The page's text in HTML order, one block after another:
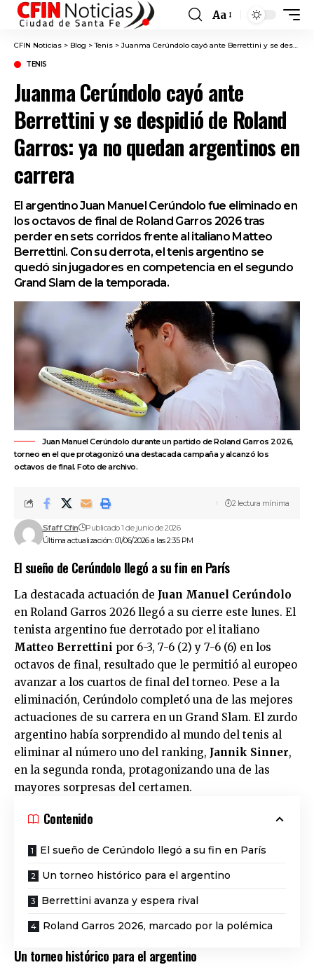
Font
Resizer
Aa
CFIN Noticias > Blog >Tenis > Juanma Cerúndolo cayó ante Berrettini y se despidió de Roland Garros: ya no quedan argentinos en carrera
TENIS
Juanma Cerúndolo cayó ante
Berrettini y se despidió de Roland
Garros: ya no quedan argentinos en
carrera
El argentino Juan Manuel Cerúndolo fue eliminado en
los octavos de final de Roland Garros 2026 tras
perder en sets corridos frente al italiano Matteo
Berrettini. Con su derrota, el tenis argentino se
quedó sin jugadores en competencia en el segundo
Grand Slam de la temporada.
Juan Manuel Cerúndolo durante un partido de Roland Garros 2026,
torneo en el que protagonizó una destacada campaña y alcanzó los
octavos de final. Foto de archivo.
Última actualización: 01/06/2026 a las 2:35 PM
Sfaff Cfin Publicado 1 de junio de 2026
2 lectura mínima
El sueño de Cerúndolo llegó a su fin en París
La destacada actuación de Juan Manuel Cerúndolo
en Roland Garros 2026 llegó a su cierre este lunes. El
tenista argentino fue derrotado por el italiano
Matteo Berrettini por 6-3, 7-6 (2) y 7-6 (6) en los
octavos de final, resultado que le permitió al europeo
avanzar a los cuartos de final del torneo. Pese a la
eliminación, Cerúndolo completó una de las mejores
actuaciones de su carrera en un Grand Slam. El zurdo
argentino había sorprendido al mundo del tenis al
eliminar al número uno del ranking, Jannik Sinner,
en la segunda ronda, protagonizando una de las
mayores sorpresas del certamen.
Contenido
El sueño de Cerúndolo llegó a su fin en París
Un torneo histórico para el argentino
Berrettini avanza y espera rival
Roland Garros 2026, marcado por la polémica
Un torneo histórico para el argentino